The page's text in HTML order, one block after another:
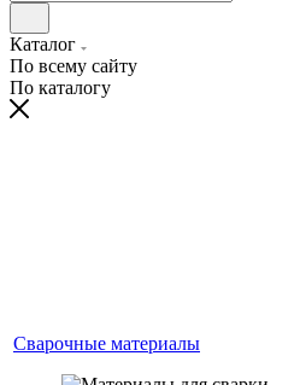
Каталог
По всему сайту
По каталогу
Сварочные материалы